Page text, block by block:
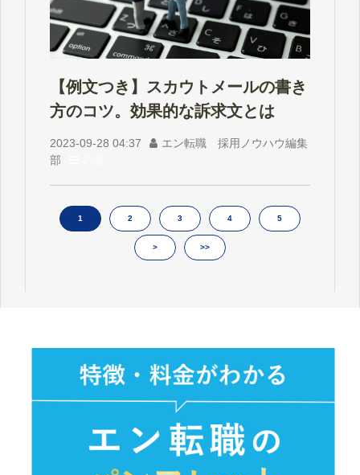
【例文つき】スカウトメールの書き
方のコツ。効果的な訴求文とは
2023-09-28 04:37
エン転職 採用ノウハウ編集
部
1 2 3 4 5
> >>